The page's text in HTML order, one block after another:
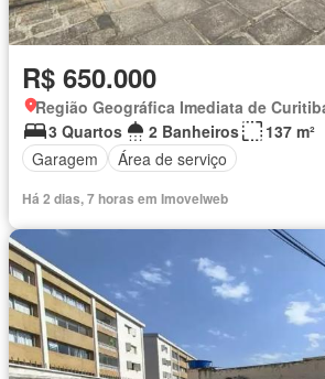
R$ 650.000
3 Quartos
2 Banheiros
137 m²
Garagem
Área de serviço
Há 2 dias, 7 horas em Imovelweb